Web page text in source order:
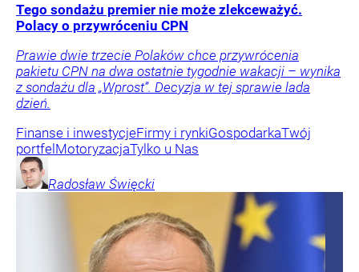
Tego sondażu premier nie może zlekceważyć.
Polacy o przywróceniu CPN
Prawie dwie trzecie Polaków chce przywrócenia
pakietu CPN na dwa ostatnie tygodnie wakacji – wynika
z sondażu dla „Wprost”. Decyzja w tej sprawie lada
dzień.
Finanse i inwestycjeFirmy i rynkiGospodarkaTwój
portfel MotoryzacjaTylko u Nas
Radosław Święcki